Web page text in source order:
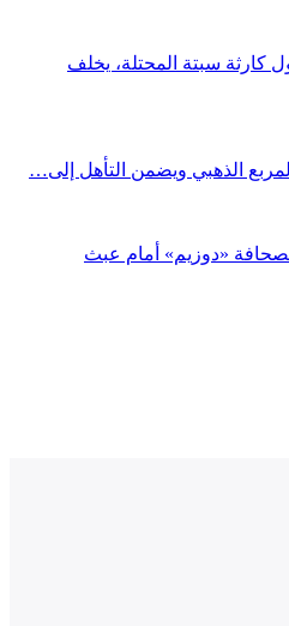
سبتة المحتلة، يخلف
الذهبي ويضمن التأهل إلى…
«دوزيم» أمام عبث